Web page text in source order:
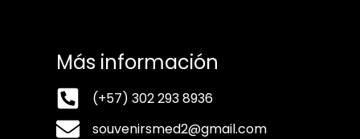
Más información
(+57) 302 293 8936
souvenirsmed2@gmail.com